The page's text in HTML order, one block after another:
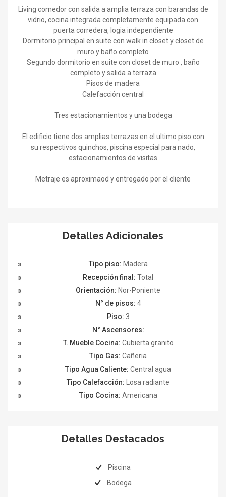
Living comedor con salida a amplia terraza con barandas de
vidrio, cocina integrada completamente equipada con
puerta corredera, logia independiente
Dormitorio principal en suite con walk in closet y closet de
muro y baño completo
Segundo dormitorio en suite con closet de muro , baño
completo y salida a terraza
Pisos de madera
Calefacción central
Tres estacionamientos y una bodega
El edificio tiene dos amplias terrazas en el ultimo piso con
su respectivos quinchos, piscina especial para nado,
estacionamientos de visitas
Metraje es aproximaod y entregado por el cliente
Detalles Adicionales
Tipo piso: Madera
Recepción final: Total
Orientación: Nor-Poniente
N° de pisos: 4
Piso: 3
N° Ascensores:
T. Mueble Cocina: Cubierta granito
Tipo Gas: Cañeria
Tipo Agua Caliente: Central agua
Tipo Calefacción: Losa radiante
Tipo Cocina: Americana
Detalles Destacados
Piscina
Bodega